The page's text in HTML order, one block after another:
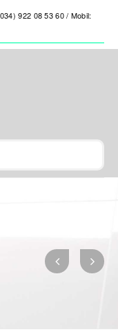
922 08 53 60 / Mobil: